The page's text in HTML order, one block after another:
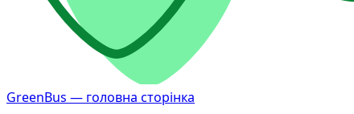
GreenBus — головна сторінка